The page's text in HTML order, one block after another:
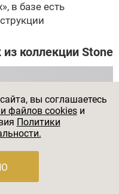
в базе есть
коллекции Stone
вы соглашаетесь
файлов cookiesи
Политики